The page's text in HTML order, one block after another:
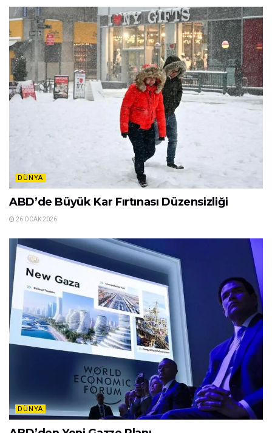
DÜNYA
ABD’de Büyük Kar Fırtınası Düzensizliği
26 OCAK 2026
DÜNYA